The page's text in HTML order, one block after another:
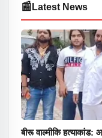
📰 Latest News
बीरू वाल्मीकि हत्याकांड: